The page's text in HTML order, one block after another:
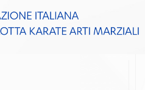
con più di 100 atleti